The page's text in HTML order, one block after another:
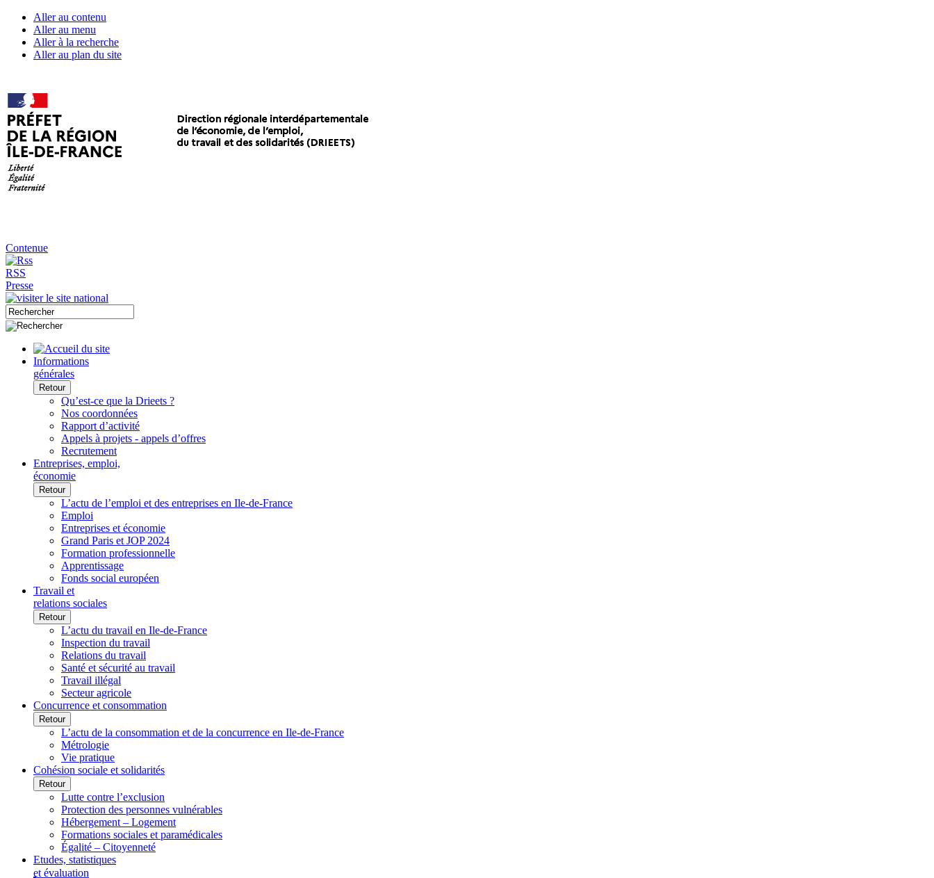
Aller au contenu
Aller au menu
Aller à la recherche
Aller au plan du site
Contenue
RSS
Presse
Informations
générales
Retour
Qu’est-ce que la Drieets ?
Nos coordonnées
Rapport d’activité
Appels à projets - appels d’offres
Recrutement
Entreprises, emploi,
économie
Retour
L’actu de l’emploi et des entreprises en Ile-de-France
Emploi
Entreprises et économie
Grand Paris et JOP 2024
Formation professionnelle
Apprentissage
Fonds social européen
Travail et
relations sociales
Retour
L’actu du travail en Ile-de-France
Inspection du travail
Relations du travail
Santé et sécurité au travail
Travail illégal
Secteur agricole
Concurrence et consommation
Retour
L’actu de la consommation et de la concurrence en Ile-de-France
Métrologie
Vie pratique
Cohésion sociale et solidarités
Retour
Lutte contre l’exclusion
Protection des personnes vulnérables
Hébergement – Logement
Formations sociales et paramédicales
Égalité – Citoyenneté
Etudes, statistiques
et évaluation